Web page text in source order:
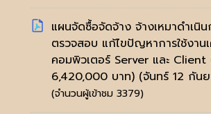
แผนจัดซื้อจัดจ้าง จ้างเหมาดำเนิ
ตรวจสอบ แก้ไขปัญหาการใช้งาน
คอมพิวเตอร์ Server และ Client
6,420,000 บาท) (จันทร์ 12 กัน
(จำนวนผู้เข้าชม 3379)